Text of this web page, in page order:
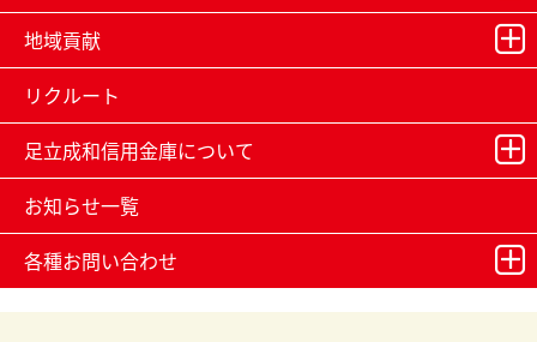
地域貢献
リクルート
足立成和信用金庫について
お知らせ一覧
各種お問い合わせ